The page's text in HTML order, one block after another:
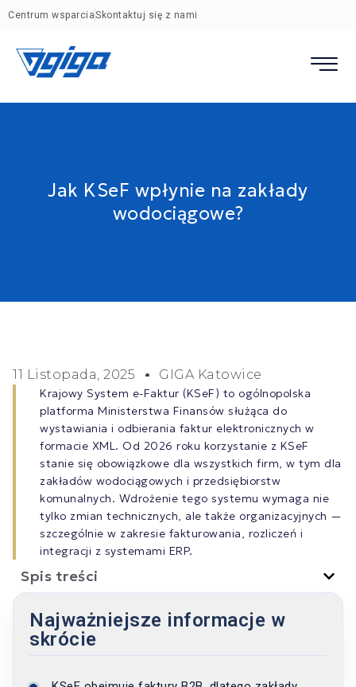
Centrum wsparciaSkontaktuj się z nami
Jak KSeF wpłynie na zakłady
wodociągowe?
11 Listopada, 2025 GIGA Katowice
Krajowy System e-Faktur (KSeF) to ogólnopolska
platforma Ministerstwa Finansów służąca do
wystawiania i odbierania faktur elektronicznych w
formacie XML. Od 2026 roku korzystanie z KSeF
stanie się obowiązkowe dla wszystkich firm, w tym dla
zakładów wodociągowych i przedsiębiorstw
komunalnych. Wdrożenie tego systemu wymaga nie
tylko zmian technicznych, ale także organizacyjnych —
szczególnie w zakresie fakturowania, rozliczeń i
integracji z systemami ERP.
Spis treści
Najważniejsze informacje w
skrócie